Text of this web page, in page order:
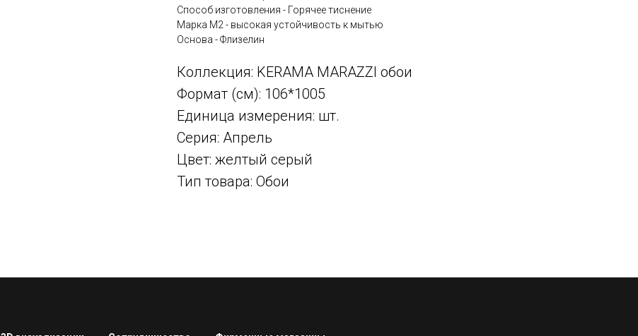
Способ изготовления - Горячее тиснение
Марка М2 - высокая устойчивость к мытью
Основа - Флизелин
Коллекция: KERAMA MARAZZI обои
Формат (см): 106*1005
Единица измерения: шт.
Серия: Апрель
Цвет: желтый серый
Тип товара: Обои